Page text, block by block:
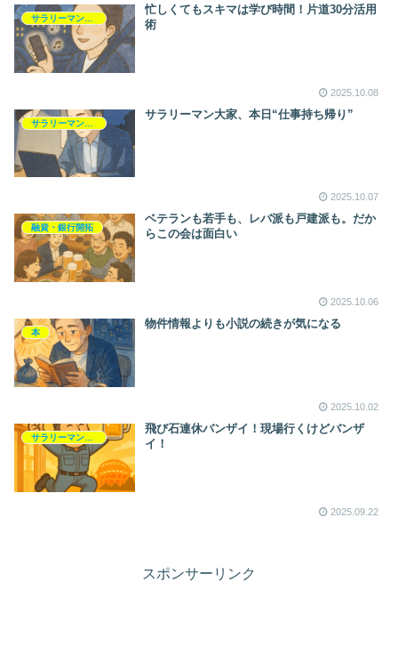
忙しくてもスキマは学び時間！片道30分活用
術
2025.10.08
サラリーマン大家、本日“仕事持ち帰り”
2025.10.07
融資・銀行開拓
ベテランも若手も、レバ派も戸建派も。だか
らこの会は面白い
2025.10.06
本
物件情報よりも小説の続きが気になる
2025.10.02
飛び石連休バンザイ！現場行くけどバンザ
イ！
2025.09.22
スポンサーリンク